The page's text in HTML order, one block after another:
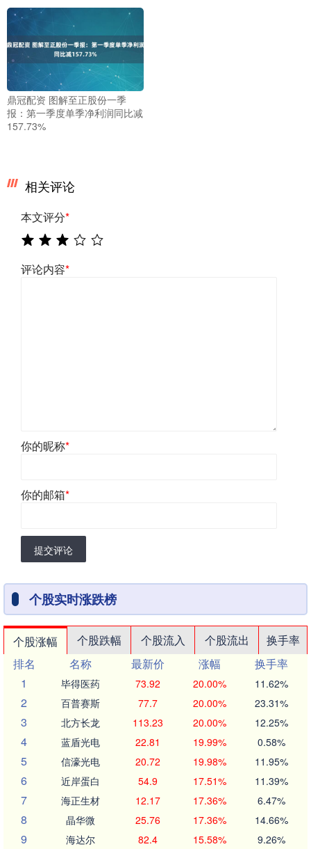
鼎冠配资 图解至正股份一季
报：第一季度单季净利润同比减
157.73%
相关评论
本文评分*
评论内容*
你的昵称*
你的邮箱*
提交评论
个股实时涨跌榜
个股涨幅 个股跌幅 个股流入 个股流出
换手率
排名
名称 最新价 涨幅
换手率
1
毕得医药 73.92 20.00% 11.62%
2 百普赛斯 77.7 20.00% 23.31%
3 北方长龙 113.23 20.00% 12.25%
4 蓝盾光电 22.81 19.99% 0.58%
5 信濠光电 20.72 19.98% 11.95%
6 近岸蛋白 54.9 17.51% 11.39%
7 海正生材 12.17 17.36% 6.47%
8 晶华微 25.76 17.36% 14.66%
9 海达尔 82.4 15.58% 9.26%